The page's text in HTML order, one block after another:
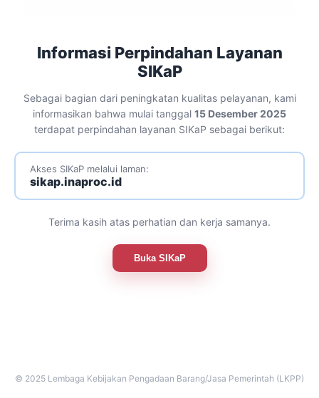
Informasi Perpindahan Layanan
SIKaP
Sebagai bagian dari peningkatan kualitas pelayanan, kami
informasikan bahwa mulai tanggal 15 Desember 2025
terdapat perpindahan layanan SIKaP sebagai berikut:
Akses SIKaP melalui laman:
sikap.inaproc.id
Terima kasih atas perhatian dan kerja samanya.
Buka SIKaP
© 2025 Lembaga Kebijakan Pengadaan Barang/Jasa Pemerintah (LKPP)